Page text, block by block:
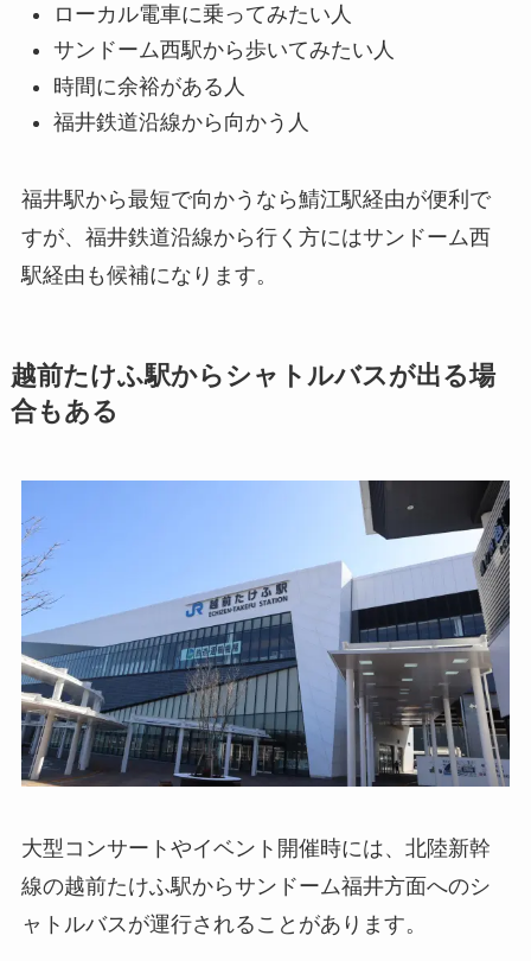
ローカル電車に乗ってみたい人
サンドーム西駅から歩いてみたい人
時間に余裕がある人
福井鉄道沿線から向かう人
福井駅から最短で向かうなら鯖江駅経由が便利で
すが、福井鉄道沿線から行く方にはサンドーム西
駅経由も候補になります。
越前たけふ駅からシャトルバスが出る場
合もある
大型コンサートやイベント開催時には、北陸新幹
線の越前たけふ駅からサンドーム福井方面へのシ
ャトルバスが運行されることがあります。